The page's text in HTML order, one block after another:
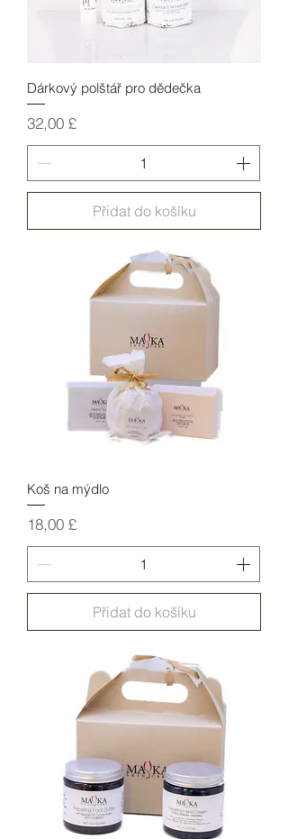
Dárkový polštář pro dědečka
Cena
32,00 £
Přidat do košíku
Koš na mýdlo
Cena
18,00 £
Přidat do košíku